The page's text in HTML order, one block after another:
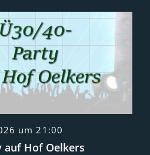
um 21:00
auf Hof Oelkers